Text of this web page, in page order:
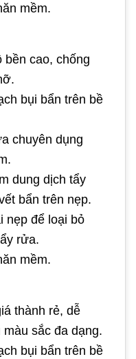
mềm.
bền cao, chống
bụi bẩn trên bề
chuyên dụng
dung dịch tẩy
bẩn trên nẹp.
nẹp để loại bỏ
rửa.
mềm.
thành rẻ, dễ
sắc đa dạng.
bụi bẩn trên bề